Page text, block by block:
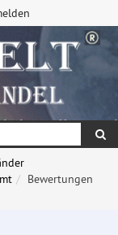
Bewertungen